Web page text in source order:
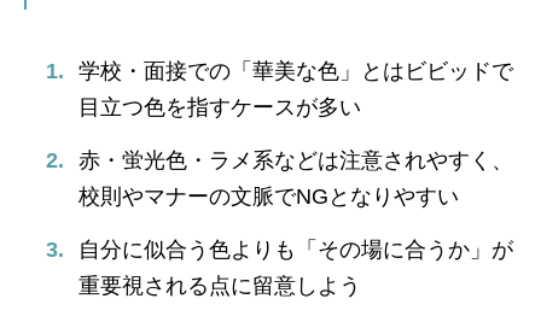
学校・面接での「華美な色」とはビビッドで
目立つ色を指すケースが多い
赤・蛍光色・ラメ系などは注意されやすく、
校則やマナーの文脈でNGとなりやすい
自分に似合う色よりも「その場に合うか」が
重要視される点に留意しよう